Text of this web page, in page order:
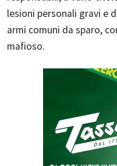
lesioni personali gravi e
armi comuni da sparo,
mafioso.